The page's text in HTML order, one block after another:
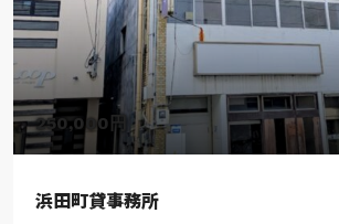
250,000円
浜田町貸事務所